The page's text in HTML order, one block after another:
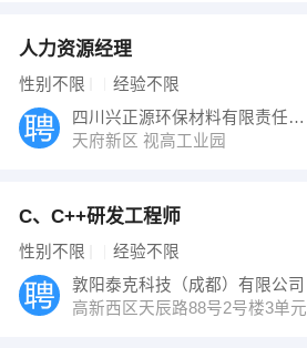
人力资源经理
性别不限 经验不限
四川兴正源环保材料有限责任公司
天府新区 视高工业园
C、C++研发工程师
性别不限 经验不限
敦阳泰克科技（成都）有限公司
高新西区天辰路88号2号楼3单元